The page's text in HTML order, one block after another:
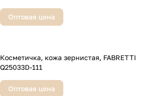
Оптовая цена
Косметичка, кожа зернистая, FABRETTI
Q25033D-111
Оптовая цена